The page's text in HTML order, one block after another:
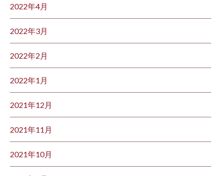
2022年4月
2022年3月
2022年2月
2022年1月
2021年12月
2021年11月
2021年10月